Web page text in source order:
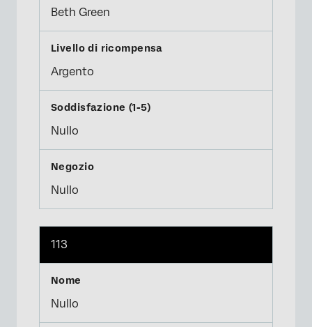
Beth Green
Argento
Nullo
Nullo
113
Nullo